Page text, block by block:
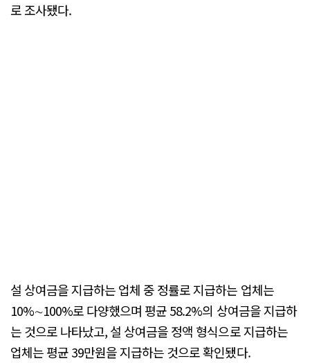
로 조사됐다.
설 상여금을 지급하는 업체 중 정률로 지급하는 업체는
10%∼100%로 다양했으며 평균 58.2%의 상여금을 지급하
는 것으로 나타났고, 설 상여금을 정액 형식으로 지급하는
업체는 평균 39만원을 지급하는 것으로 확인됐다.